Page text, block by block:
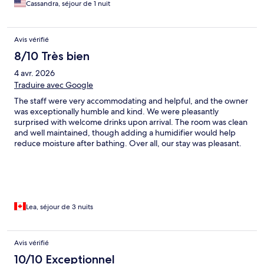
Cassandra, séjour de 1 nuit
Avis vérifié
8/10 Très bien
4 avr. 2026
Traduire avec Google
The staff were very accommodating and helpful, and the owner
was exceptionally humble and kind. We were pleasantly
surprised with welcome drinks upon arrival. The room was clean
and well maintained, though adding a humidifier would help
reduce moisture after bathing. Over all, our stay was pleasant.
Lea, séjour de 3 nuits
Avis vérifié
10/10 Exceptionnel